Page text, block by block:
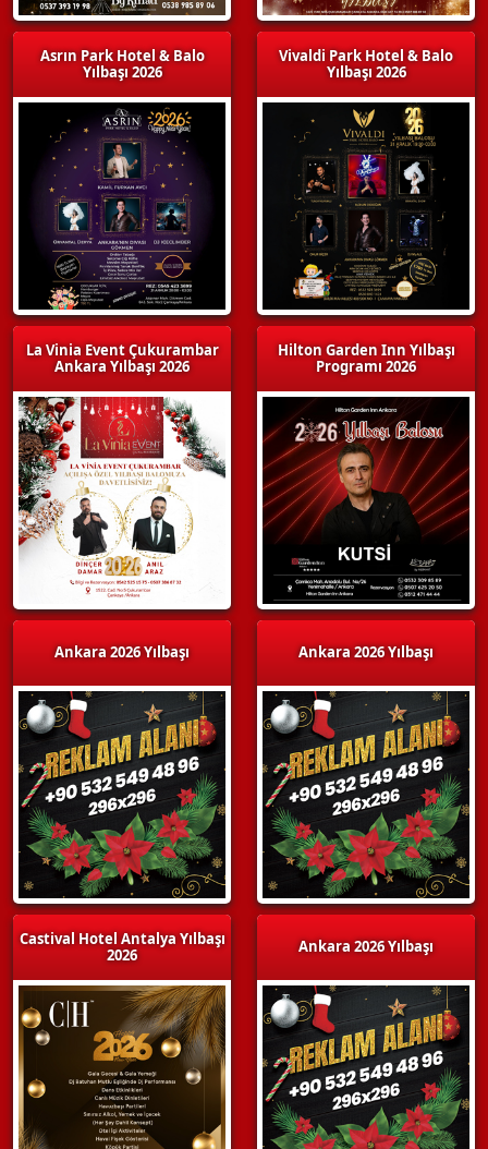
Asrın Park Hotel & Balo
Yılbaşı 2026
La Vinia Event Çukurambar
Ankara Yılbaşı 2026
Ankara 2026 Yılbaşı
Castival Hotel Antalya Yılbaşı
2026
Vivaldi Park Hotel & Balo
Yılbaşı 2026
Hilton Garden Inn Yılbaşı
Programı 2026
Ankara 2026 Yılbaşı
Ankara 2026 Yılbaşı